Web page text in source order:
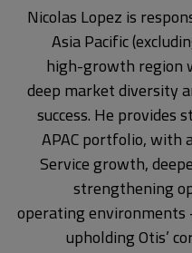
Nicolas Lopez is
Asia Pacific
high-growth
deep market
success. He
APAC portfolio,
Service growth,
strengthening
operating
upholding Otis’